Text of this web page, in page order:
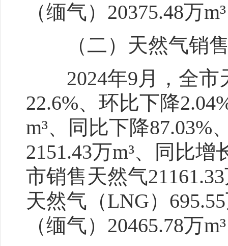
（缅气）20375.48万
（二）天然气销
2024年9月，全市
22.6%、环比下降
m³、同比下降87.03%
2151.43万m³、同比
市销售天然气
天然气（LNG）
（缅气）20465.78万